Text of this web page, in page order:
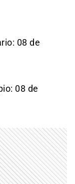
08 de
08 de